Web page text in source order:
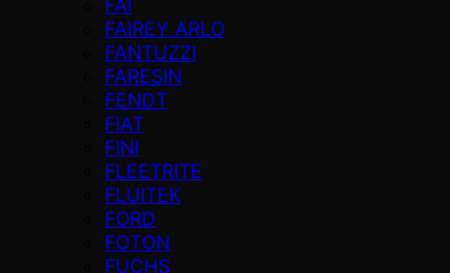
FAIREY ARLO
FANTUZZI
FARESIN
FENDT
FIAT
FINI
FLEETRITE
FLUITEK
FORD
FOTON
FUCHS